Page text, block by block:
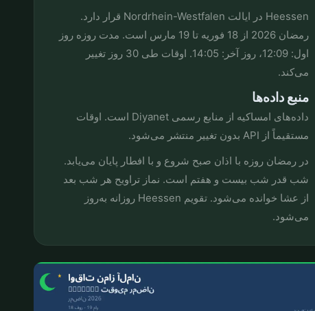
Heessen در ایالت Nordrhein-Westfalen قرار دارد.
رمضان 2026 از 18 فوریه تا 19 مارس است. مدت روزه روز
اول: 12:09، روز آخر: 14:05. اوقات طی 30 روز تغییر
می‌کند.
منبع داده‌ها
داده‌های امساکیه از منابع رسمی Diyanet است. اوقات
مستقیماً از API بدون تغییر منتشر می‌شود.
در رمضان روزه با اذان صبح شروع و با افطار پایان می‌یابد.
شب قدر شب بیست و هفتم است. نماز تراویح هر شب بعد
از عشا خوانده می‌شود. تقویم Heessen روزانه به‌روز
می‌شود.